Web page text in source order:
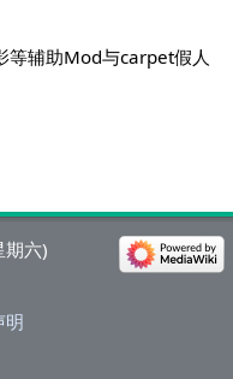
等辅助Mod与carpet假人
六)
明